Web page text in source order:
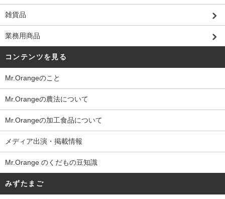
雑貨品
業務用商品
コンテンツを見る
Mr.Orangeのこと
Mr.Orangeの農法について
Mr.Orangeの加工食品について
メディア出演・掲載情報
Mr.Orange のくだもの豆知識
みずたまご